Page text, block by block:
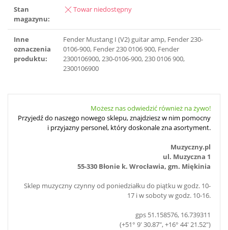
Stan
magazynu:
Towar niedostępny
Inne
oznaczenia
produktu:
Fender Mustang I (V2) guitar amp, Fender 230-
0106-900, Fender 230 0106 900, Fender
2300106900, 230-0106-900, 230 0106 900,
2300106900
Możesz nas odwiedzić również na żywo!
Przyjedź do naszego nowego sklepu, znajdziesz w nim pomocny
i przyjazny personel, który doskonale zna asortyment.
Muzyczny.pl
ul. Muzyczna 1
55-330 Błonie k. Wrocławia, gm. Miękinia
Sklep muzyczny czynny od poniedziałku do piątku w godz. 10-
17 i w soboty w godz. 10-16.
gps 51.158576, 16.739311
(+51° 9' 30.87", +16° 44' 21.52")